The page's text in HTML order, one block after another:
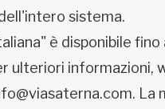
sistema.
è disponibile
ulteriori informazioni,
La